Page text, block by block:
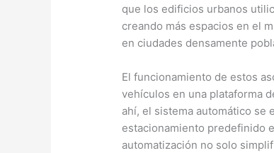
que los edificios urbanos
creando más espacios en el
en ciudades densamente
El funcionamiento de estos
vehículos en una plataforma
ahí, el sistema automático se
estacionamiento predefinido
automatización no solo